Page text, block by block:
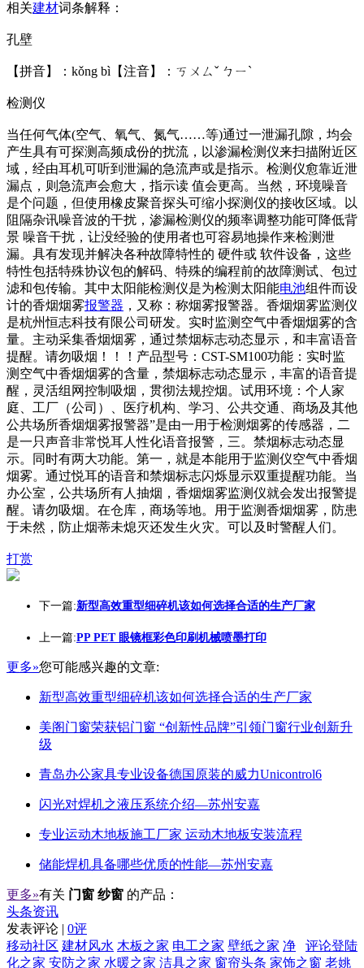
相关建材词条解释：
孔壁
【拼音】：kǒng bì【注音】：ㄎㄨㄙˇ ㄅㄧˋ
检测仪
当任何气体(空气、氧气、氮气……等)通过一泄漏孔隙，均会
产生具有可探测高频成份的扰流，以渗漏检测仪来扫描附近区
域，经由耳机可听到泄漏的急流声或是指示。检测仪愈靠近泄
漏点，则急流声会愈大，指示读 值会更高。当然，环境噪音
是个问题，但使用橡皮聚音探头可缩小探测仪的接收区域。以
阻隔杂讯噪音波的干扰，渗漏检测仪的频率调整功能可降低背
景 噪音干扰，让没经验的使用者也可容易地操作来检测泄
漏。具有发现并解决各种故障特性的 硬件或 软件设备，这些
特性包括特殊协议包的解码、特殊的编程前的故障测试、包过
滤和包传输。其中太阳能检测仪是为检测太阳能电池组件而设
计的香烟烟雾报警器 ，又称：称烟雾报警器。香烟烟雾监测仪
是杭州恒志科技有限公司研发。实时监测空气中香烟烟雾的含
量。主动采集香烟烟雾，通过禁烟标志动态显示，和丰富语音
提醒。请勿吸烟！！！产品型号：CST-SM100功能：实时监
测空气中香烟烟雾的含量，禁烟标志动态显示，丰富的语音提
醒，灵活组网控制吸烟，贯彻法规控烟。试用环境：个人家
庭、工厂（公司）、医疗机构、学习、公共交通、商场及其他
公共场所香烟烟雾报警器”是由一用于检测烟雾的传感器，二
是一只声音非常悦耳人性化语音报警，三。禁烟标志动态显
示。同时有两大功能。第一，就是本能用于监测仪空气中香烟
烟雾。通过悦耳的语音和禁烟标志闪烁显示双重提醒功能。当
办公室，公共场所有人抽烟，香烟烟雾监测仪就会发出报警提
醒。请勿吸烟。在仓库，商场等地。用于监测香烟烟雾，防患
于未然，防止烟蒂未熄灭还发生火灾。可以及时警醒人们。
打赏
下一篇:新型高效重型细碎机该如何选择合适的生产厂家
上一篇:PP PET 眼镜框彩色印刷机械喷墨打印
更多»您可能感兴趣的文章:
新型高效重型细碎机该如何选择合适的生产厂家
美阁门窗荣获铝门窗 “创新性品牌”引领门窗行业创新升
级
青岛办公家具专业设备德国原装的威力Unicontrol6
闪光对焊机之液压系统介绍—苏州安嘉
专业运动木地板施工厂家 运动木地板安装流程
储能焊机具备哪些优质的性能—苏州安嘉
更多»有关 门窗 纱窗 的产品：
头条资讯
发表评论 | 0评
评论登陆
移动社区 建材风水 木板之家 电工之家 壁纸之家 净
化之家 安防之家 水暖之家 洁具之家 窗帘头条 家饰之窗 老姚